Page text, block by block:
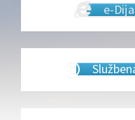
e-